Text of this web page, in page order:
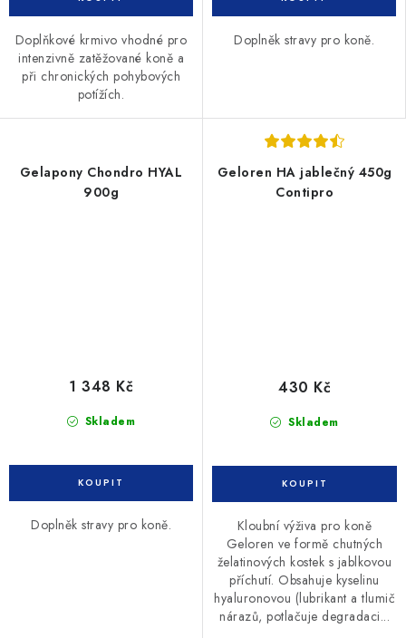
Doplňkové krmivo vhodné pro
intenzivně zatěžované koně a
při chronických pohybových
potížích.
Doplněk stravy pro koně.
Gelapony Chondro HYAL
900g
Skladem
1 348 Kč
Doplněk stravy pro koně.
Geloren HA jablečný 450g
Contipro
Skladem
430 Kč
Kloubní výživa pro koně
Geloren ve formě chutných
želatinových kostek s jablkovou
příchutí. Obsahuje kyselinu
hyaluronovou (lubrikant a tlumič
nárazů, potlačuje degradaci...